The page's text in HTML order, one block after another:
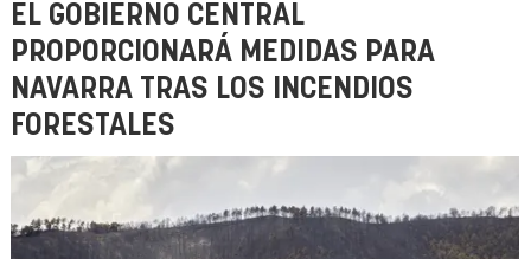
EL GOBIERNO CENTRAL
PROPORCIONARÁ MEDIDAS PARA
NAVARRA TRAS LOS INCENDIOS
FORESTALES